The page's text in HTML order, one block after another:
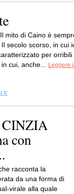
mito di Caino è
secolo scorso, in cui
per orribili
cui, anche...
Leggere
CINZIA
con
racconta la
da una forma di
virale alla quale